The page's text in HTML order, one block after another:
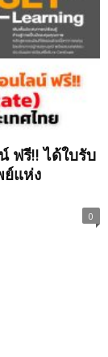
ฟรี!! ได้ใบรับ
แห่ง
0